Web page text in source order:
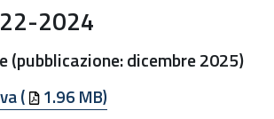
2024
(pubblicazione: dicembre 2025)
(
1.96 MB)